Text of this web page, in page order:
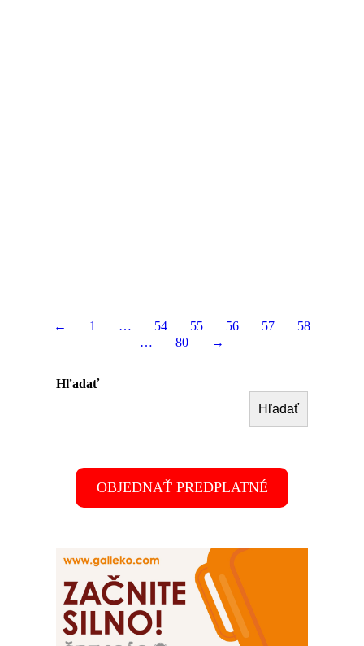
← 1 … 54 55 56 57
58
…
80 →
Hľadať
Hľadať
OBJEDNAŤ PREDPLATNÉ